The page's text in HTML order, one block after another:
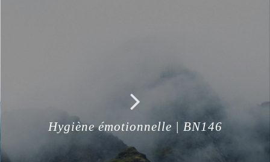
Hygiène émotionnelle | BN146